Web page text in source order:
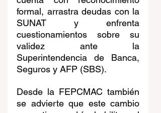
formal, arrastra deudas con la
SUNAT y enfrenta
cuestionamientos sobre su
validez ante la
Superintendencia de Banca,
Seguros y AFP (SBS).
Desde la FEPCMAC también
se advierte que este cambio